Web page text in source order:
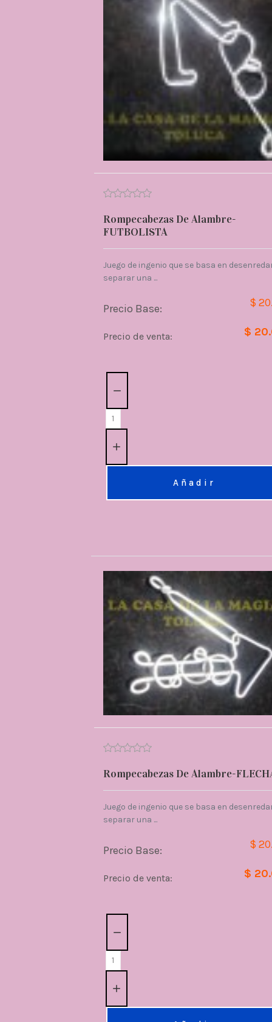
Rompecabezas De Alambre-
FUTBOLISTA
Juego de ingenio que se basa en
separar una ...
Precio Base: $
Precio de venta: $
Añadir
Rompecabezas De Alambre-
Juego de ingenio que se basa en
separar una ...
Precio Base: $
Precio de venta: $